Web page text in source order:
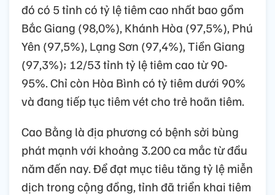
đó có 5 tỉnh có tỷ lệ tiêm cao nhất bao gồm
Bắc Giang (98,0%), Khánh Hòa (97,5%), Phú
Yên (97,5%), Lạng Sơn (97,4%), Tiền Giang
(97,3%); 12/53 tỉnh tỷ lệ tiêm cao từ 90-
95%. Chỉ còn Hòa Bình có tỷ tiêm dưới 90%
và đang tiếp tục tiêm vét cho trẻ hoãn tiêm.
Cao Bằng là địa phương có bệnh sởi bùng
phát mạnh với khoảng 3.200 ca mắc từ đầu
năm đến nay. Để đạt mục tiêu tăng tỷ lệ miễn
dịch trong cộng đồng, tỉnh đã triển khai tiêm